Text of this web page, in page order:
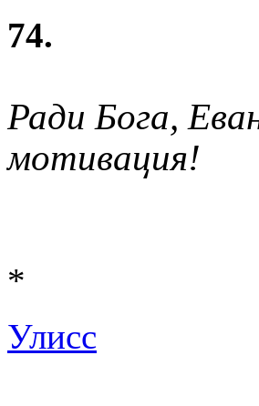
74.
Ради Бога,
мотивация!
*
Улисс